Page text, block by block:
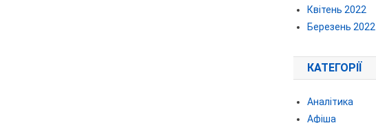
Квітень 2022
Березень 2022
КАТЕГОРІЇ
Аналітика
Афіша